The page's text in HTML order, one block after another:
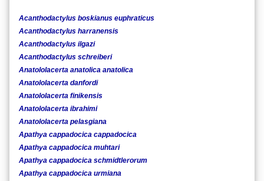
Acanthodactylus boskianus euphraticus
Acanthodactylus harranensis
Acanthodactylus ilgazi
Acanthodactylus schreiberi
Anatololacerta anatolica anatolica
Anatololacerta danfordi
Anatololacerta finikensis
Anatololacerta ibrahimi
Anatololacerta pelasgiana
Apathya cappadocica cappadocica
Apathya cappadocica muhtari
Apathya cappadocica schmidtlerorum
Apathya cappadocica urmiana